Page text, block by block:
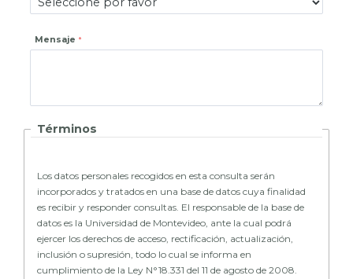
Mensaje
Términos
Los datos personales recogidos en esta consulta serán
incorporados y tratados en una base de datos cuya finalidad
es recibir y responder consultas. El responsable de la base de
datos es la Universidad de Montevideo, ante la cual podrá
ejercer los derechos de acceso, rectificación, actualización,
inclusión o supresión, todo lo cual se informa en
cumplimiento de la Ley N°18.331 del 11 de agosto de 2008.